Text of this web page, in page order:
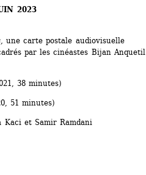
2023
une carte postale audiovisuelle
par les cinéastes Bijan Anquetil
38 minutes)
51 minutes)
et Samir Ramdani